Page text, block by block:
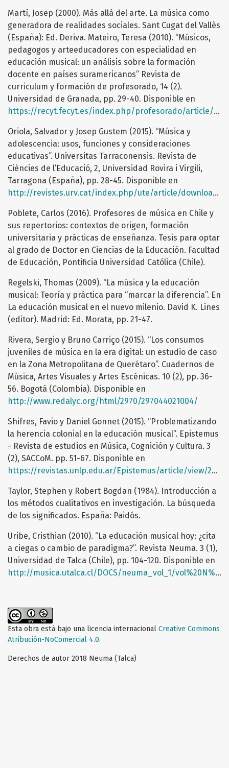
Martí, Josep (2000). Más allá del arte. La música como
generadora de realidades sociales. Sant Cugat del Vallès
(España): Ed. Deriva. Mateiro, Teresa (2010). “Músicos,
pedagogos y arteeducadores con especialidad en
educación musical: un análisis sobre la formación
docente en países suramericanos” Revista de
curriculum y formación de profesorado, 14 (2).
Universidad de Granada, pp. 29-40. Disponible en
https://recyt.fecyt.es/index.php/profesorado/article/view/42636/24538
Oriola, Salvador y Josep Gustem (2015). “Música y
adolescencia: usos, funciones y consideraciones
educativas”. Universitas Tarraconensis. Revista de
Ciències de l’Educació, 2, Universidad Rovira i Virgili,
Tarragona (España), pp. 28-45. Disponible en
http://revistes.urv.cat/index.php/ute/article/download/660/690
Poblete, Carlos (2016). Profesores de música en Chile y
sus repertorios: contextos de origen, formación
universitaria y prácticas de enseñanza. Tesis para optar
al grado de Doctor en Ciencias de la Educación. Facultad
de Educación, Pontificia Universidad Católica (Chile).
Regelski, Thomas (2009). “La música y la educación
musical: Teoría y práctica para “marcar la diferencia”. En
La educación musical en el nuevo milenio. David K. Lines
(editor). Madrid: Ed. Morata, pp. 21-47.
Rivera, Sergio y Bruno Carriço (2015). “Los consumos
juveniles de música en la era digital: un estudio de caso
en la Zona Metropolitana de Querétaro”. Cuadernos de
Música, Artes Visuales y Artes Escénicas. 10 (2), pp. 36-
56. Bogotá (Colombia). Disponible en
http://www.redalyc.org/html/2970/297044021004/
Shifres, Favio y Daniel Gonnet (2015). “Problematizando
la herencia colonial en la educación musical”. Epistemus
- Revista de estudios en Música, Cognición y Cultura. 3
(2), SACCoM. pp. 51-67. Disponible en
https://revistas.unlp.edu.ar/Epistemus/article/view/2971/2712
Taylor, Stephen y Robert Bogdan (1984). Introducción a
los métodos cualitativos en investigación. La búsqueda
de los significados. España: Paidós.
Uribe, Cristhian (2010). “La educación musical hoy: ¿cita
a ciegas o cambio de paradigma?”. Revista Neuma. 3 (1),
Universidad de Talca (Chile), pp. 104-120. Disponible en
http://musica.utalca.cl/DOCS/neuma_vol_1/vol%20N%C2%B03/Neuma_No3_split8_docarticulo1.pdf
Esta obra está bajo una licencia internacional Creative Commons
Atribución-NoComercial 4.0.
Derechos de autor 2018 Neuma (Talca)